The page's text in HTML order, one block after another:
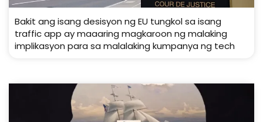
Bakit ang isang desisyon ng EU tungkol sa isang
traffic app ay maaaring magkaroon ng malaking
implikasyon para sa malalaking kumpanya ng tech